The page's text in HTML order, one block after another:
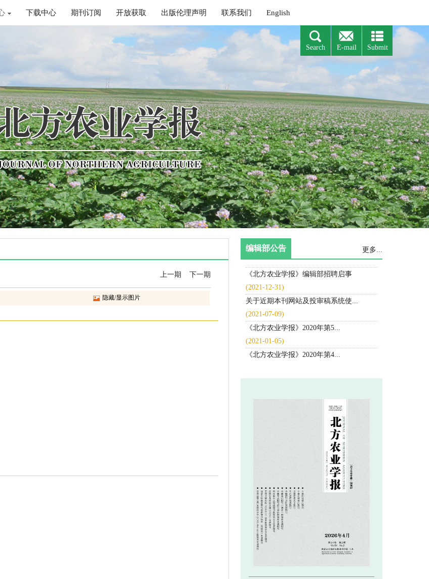
喜报|《北方农业学报》入选中国...
关于近期本刊网站及投审稿系统使...
《北方农业学报》2020年第5...
《北方农业学报》2020年第4...
《北方农业学报》2020年第2...
《北方农业学报》开通中国知网首...
《北方农业学报》杂志影响因子达...
《北方农业学报》2020年第6...